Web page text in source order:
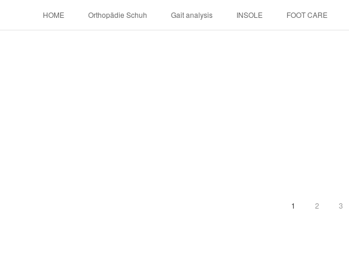
HOME Orthopädie Schuh Gait analysis INSOLE FOOT CARE
1 2 3